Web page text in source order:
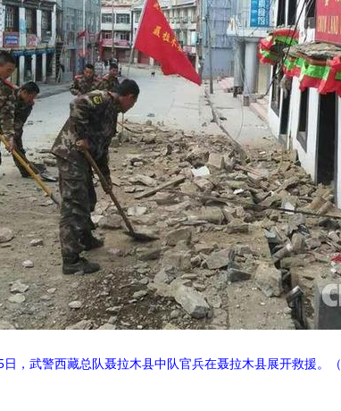
日，武警西藏总队聂拉木县中队官兵在聂拉木县展开救援。（